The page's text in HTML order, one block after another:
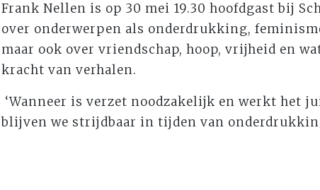
Frank Nellen is op 30 mei 19.30 hoofdgast bij
over onderwerpen als onderdrukking,
maar ook over vriendschap, hoop, vrijheid en
kracht van verhalen.
‘Wanneer is verzet noodzakelijk en werkt het
blijven we strijdbaar in tijden van